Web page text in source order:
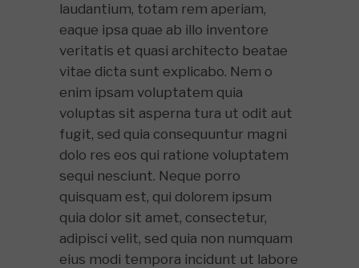
laudantium, totam rem aperiam,
eaque ipsa quae ab illo inventore
veritatis et quasi architecto beatae
vitae dicta sunt explicabo. Nem o
enim ipsam voluptatem quia
voluptas sit asperna tura ut odit aut
fugit, sed quia consequuntur magni
dolo res eos qui ratione voluptatem
sequi nesciunt. Neque porro
quisquam est, qui dolorem ipsum
quia dolor sit amet, consectetur,
adipisci velit, sed quia non numquam
eius modi tempora incidunt ut labore